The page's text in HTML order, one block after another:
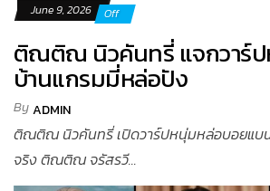
June 9, 2026 Off
ติณติณ นิวคันทรี่ แจกวาร์
บ้านแกรมมี่หล่อปัง
ByADMIN
ติณติณ นิวคันทรี่ เปิดวาร์ปหนุ่มหล่อบอยแบ
จริง ติณติณ จรัสรวี...